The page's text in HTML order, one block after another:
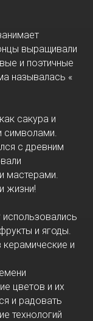
выращивали
и поэтичные
называлась «
сакура и
символами.
с древним
мастерами.
жизни!
и ягоды.
и
цветов и их
и радовать
технологий